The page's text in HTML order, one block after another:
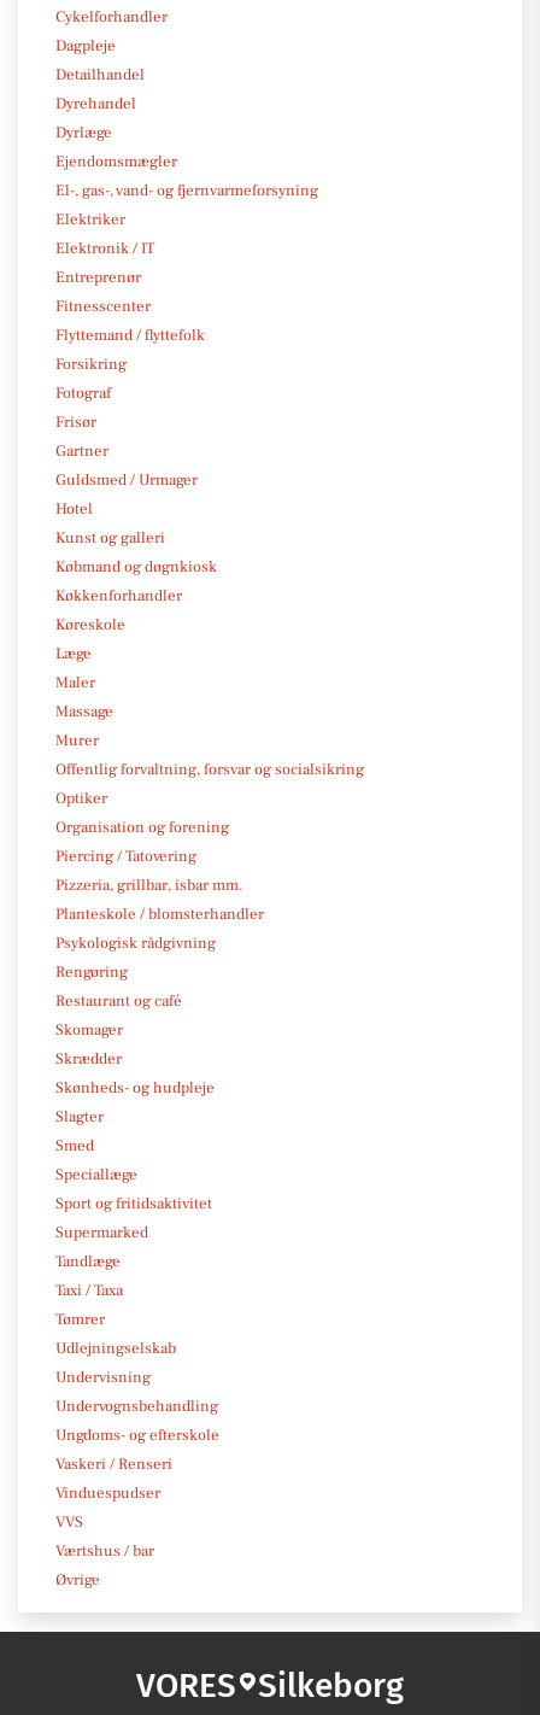
Cykelforhandler
Dagpleje
Detailhandel
Dyrehandel
Dyrlæge
Ejendomsmægler
El-, gas-, vand- og fjernvarmeforsyning
Elektriker
Elektronik / IT
Entreprenør
Fitnesscenter
Flyttemand / flyttefolk
Forsikring
Fotograf
Frisør
Gartner
Guldsmed / Urmager
Hotel
Kunst og galleri
Købmand og døgnkiosk
Køkkenforhandler
Køreskole
Læge
Maler
Massage
Murer
Offentlig forvaltning, forsvar og socialsikring
Optiker
Organisation og forening
Piercing / Tatovering
Pizzeria, grillbar, isbar mm.
Planteskole / blomsterhandler
Psykologisk rådgivning
Rengøring
Restaurant og café
Skomager
Skrædder
Skønheds- og hudpleje
Slagter
Smed
Speciallæge
Sport og fritidsaktivitet
Supermarked
Tandlæge
Taxi / Taxa
Tømrer
Udlejningselskab
Undervisning
Undervognsbehandling
Ungdoms- og efterskole
Vaskeri / Renseri
Vinduespudser
VVS
Værtshus / bar
Øvrige
VORES Silkeborg